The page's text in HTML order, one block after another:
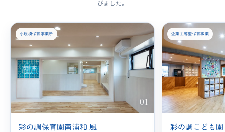
びました。
小規模保育事業所
01
彩の調保育園南浦和 風
企業主導型保育事業
彩の調こども園